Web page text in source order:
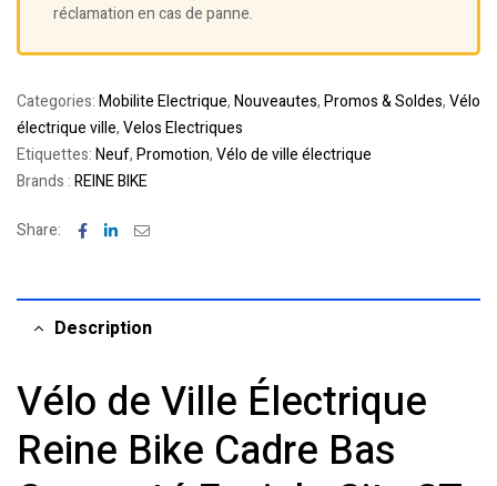
réclamation en cas de panne.
Categories:Mobilite Electrique,Nouveautes,Promos & Soldes,Vélo
électrique ville,Velos Electriques
Etiquettes:Neuf,Promotion,Vélo de ville électrique
Brands :REINE BIKE
Share: Facebook
LinkedinEmail
Description
Vélo de Ville Électrique
Reine Bike Cadre Bas